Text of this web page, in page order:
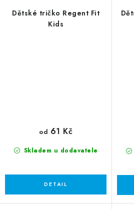
Dětské tričko Regent Fit
Kids
Skladem u dodavatele
od 61 Kč